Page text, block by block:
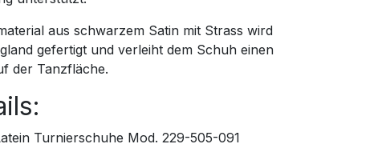
aus schwarzem Satin mit Strass wird
gefertigt und verleiht dem Schuh einen
der Tanzfläche.
Turnierschuhe Mod. 229-505-091